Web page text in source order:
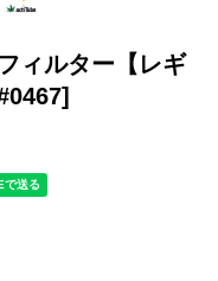
ィルター【レギ